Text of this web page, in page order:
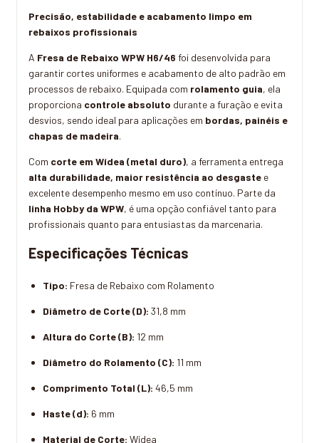
Precisão, estabilidade e acabamento limpo em
rebaixos profissionais
A Fresa de Rebaixo WPW H6/46 foi desenvolvida para
garantir cortes uniformes e acabamento de alto padrão em
processos de rebaixo. Equipada com rolamento guia, ela
proporciona controle absoluto durante a furação e evita
desvios, sendo ideal para aplicações em bordas, painéis e
chapas de madeira.
Com corte em Wídea (metal duro), a ferramenta entrega
alta durabilidade, maior resistência ao desgaste e
excelente desempenho mesmo em uso contínuo. Parte da
linha Hobby da WPW, é uma opção confiável tanto para
profissionais quanto para entusiastas da marcenaria.
Especificações Técnicas
Tipo: Fresa de Rebaixo com Rolamento
Diâmetro de Corte (D): 31,8 mm
Altura do Corte (B): 12 mm
Diâmetro do Rolamento (C): 11 mm
Comprimento Total (L): 46,5 mm
Haste (d): 6 mm
Material de Corte: Wídea